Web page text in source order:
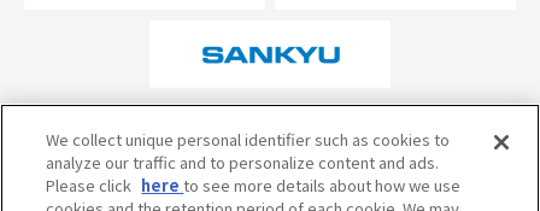
オフィシャルスポンサーについて
We collect unique personal identifier such as cookies to
analyze our traffic and to personalize content and ads.
Please click hereto see more details about how we use